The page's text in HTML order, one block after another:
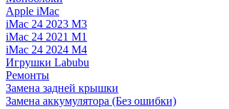
Apple iMac
iMac 24 2023 M3
iMac 24 2021 M1
iMac 24 2024 M4
Игрушки Labubu
Ремонты
Замена задней крышки
Замена аккумулятора (Без ошибки)